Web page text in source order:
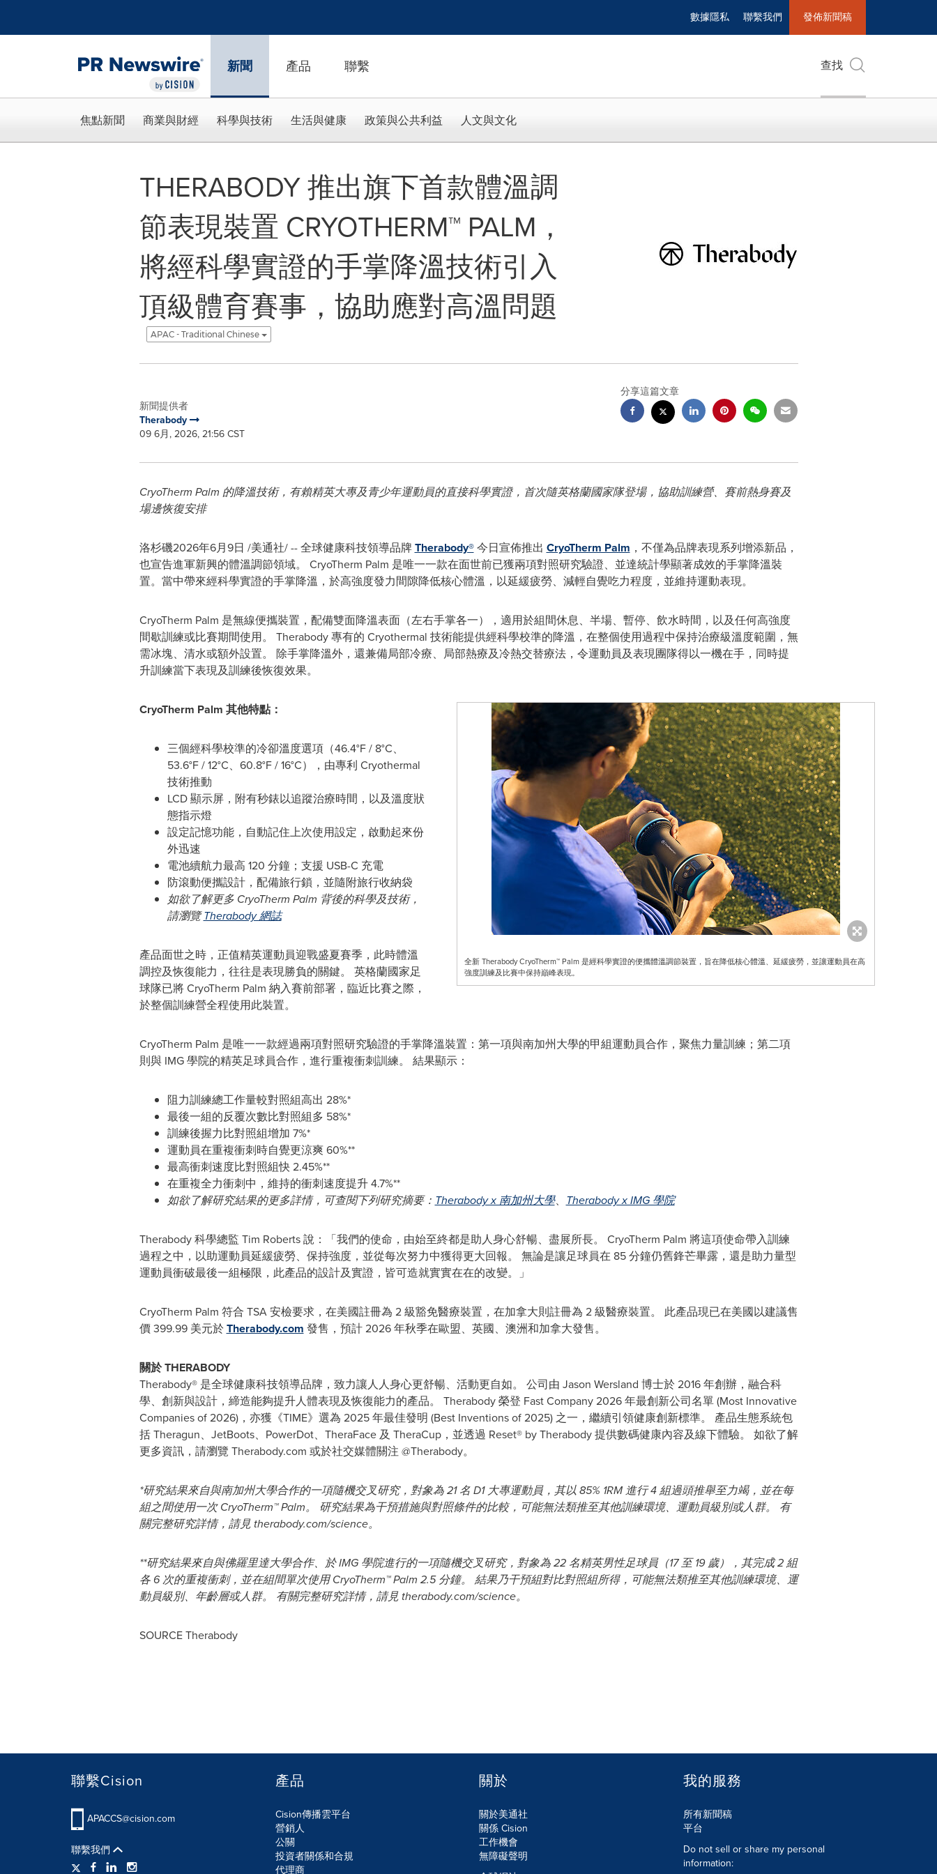
數據隱私 聯繫我們 發佈新聞稿
新聞 產品 聯繫 查找
焦點新聞 商業與財經 科學與技術 生活與健康 政策與公共利益 人文與文化
THERABODY 推出旗下首款體溫調
節表現裝置 CRYOTHERM™ PALM，
將經科學實證的手掌降溫技術引入
頂級體育賽事，協助應對高溫問題
APAC - Traditional Chinese
新聞提供者
Therabody
09 6月, 2026, 21:56 CST
分享這篇文章
CryoTherm Palm 的降溫技術，有賴精英大專及青少年運動員的直接科學實證，首次隨英格蘭國家隊登場，協助訓練營、賽前熱身賽及
場邊恢復安排
洛杉磯2026年6月9日 /美通社/ -- 全球健康科技領導品牌Therabody®今日宣佈推出 CryoTherm Palm ，不僅為品牌表現系列增添新品，
也宣告進軍新興的體溫調節領域。 CryoTherm Palm 是唯一一款在面世前已獲兩項對照研究驗證、並達統計學顯著成效的手掌降溫裝
置。當中帶來經科學實證的手掌降溫，於高強度發力間隙降低核心體溫，以延緩疲勞、減輕自覺吃力程度，並維持運動表現。
CryoTherm Palm 是無線便攜裝置，配備雙面降溫表面（左右手掌各一），適用於組間休息、半場、暫停、飲水時間，以及任何高強度
間歇訓練或比賽期間使用。 Therabody 專有的 Cryothermal 技術能提供經科學校準的降溫，在整個使用過程中保持治療級溫度範圍，無
需冰塊、清水或額外設置。 除手掌降溫外，還兼備局部冷療、局部熱療及冷熱交替療法，令運動員及表現團隊得以一機在手，同時提
升訓練當下表現及訓練後恢復效果。
全新 Therabody CryoTherm™ Palm 是經科學實證的便攜體溫調節裝置，旨在降低核心體溫、延緩疲勞，並讓運動員在高
強度訓練及比賽中保持巔峰表現。
CryoTherm Palm 其他特點：
三個經科學校準的冷卻溫度選項（46.4°F / 8°C、
53.6°F / 12°C、60.8°F / 16°C），由專利 Cryothermal
技術推動
LCD 顯示屏，附有秒錶以追蹤治療時間，以及溫度狀
態指示燈
設定記憶功能，自動記住上次使用設定，啟動起來份
外迅速
電池續航力最高 120 分鐘；支援 USB-C 充電
防滾動便攜設計，配備旅行鎖，並隨附旅行收納袋
如欲了解更多 CryoTherm Palm 背後的科學及技術，
請瀏覽Therabody 網誌
產品面世之時，正值精英運動員迎戰盛夏賽季，此時體溫
調控及恢復能力，往往是表現勝負的關鍵。 英格蘭國家足
球隊已將 CryoTherm Palm 納入賽前部署，臨近比賽之際，
於整個訓練營全程使用此裝置。
CryoTherm Palm 是唯一一款經過兩項對照研究驗證的手掌降溫裝置：第一項與南加州大學的甲組運動員合作，聚焦力量訓練；第二項
則與 IMG 學院的精英足球員合作，進行重複衝刺訓練。 結果顯示：
阻力訓練總工作量較對照組高出 28%*
最後一組的反覆次數比對照組多 58%*
訓練後握力比對照組增加 7%*
運動員在重複衝刺時自覺更涼爽 60%**
最高衝刺速度比對照組快 2.45%**
在重複全力衝刺中，維持的衝刺速度提升 4.7%**
如欲了解研究結果的更多詳情，可查閱下列研究摘要： Therabody x 南加州大學、 Therabody x IMG 學院
Therabody 科學總監 Tim Roberts 說：「我們的使命，由始至終都是助人身心舒暢、盡展所長。 CryoTherm Palm 將這項使命帶入訓練
過程之中，以助運動員延緩疲勞、保持強度，並從每次努力中獲得更大回報。 無論是讓足球員在 85 分鐘仍舊鋒芒畢露，還是助力量型
運動員衝破最後一組極限，此產品的設計及實證，皆可造就實實在在的改變。」
CryoTherm Palm 符合 TSA 安檢要求，在美國註冊為 2 級豁免醫療裝置，在加拿大則註冊為 2 級醫療裝置。 此產品現已在美國以建議售
價 399.99 美元於Therabody.com 發售，預計 2026 年秋季在歐盟、英國、澳洲和加拿大發售。
關於 THERABODY
Therabody® 是全球健康科技領導品牌，致力讓人人身心更舒暢、活動更自如。 公司由 Jason Wersland 博士於 2016 年創辦，融合科
學、創新與設計，締造能夠提升人體表現及恢復能力的產品。 Therabody 榮登 Fast Company 2026 年最創新公司名單 (Most Innovative
Companies of 2026)，亦獲《TIME》選為 2025 年最佳發明 (Best Inventions of 2025) 之一，繼續引領健康創新標準。 產品生態系統包
括 Theragun、JetBoots、PowerDot、TheraFace 及 TheraCup，並透過 Reset® by Therabody 提供數碼健康內容及線下體驗。 如欲了解
更多資訊，請瀏覽 Therabody.com 或於社交媒體關注 @Therabody。
*研究結果來自與南加州大學合作的一項隨機交叉研究，對象為 21 名 D1 大專運動員，其以 85% 1RM 進行 4 組過頭推舉至力竭，並在每
組之間使用一次 CryoTherm™ Palm。 研究結果為干預措施與對照條件的比較，可能無法類推至其他訓練環境、運動員級別或人群。 有
關完整研究詳情，請見 therabody.com/science。
**研究結果來自與佛羅里達大學合作、於 IMG 學院進行的一項隨機交叉研究，對象為 22 名精英男性足球員（17 至 19 歲），其完成 2 組
各 6 次的重複衝刺，並在組間單次使用 CryoTherm™ Palm 2.5 分鐘。 結果乃干預組對比對照組所得，可能無法類推至其他訓練環境、運
動員級別、年齡層或人群。 有關完整研究詳情，請見 therabody.com/science。
SOURCE Therabody
聯繫Cision
APACCS@cision.com
聯繫我們
產品
Cision傳播雲平台
營銷人
公關
投資者關係和合規
代理商
關於
關於美通社
關係 Cision
工作機會
無障礙聲明
我的服務
所有新聞稿
平台
Do not sell or share my personal
information: